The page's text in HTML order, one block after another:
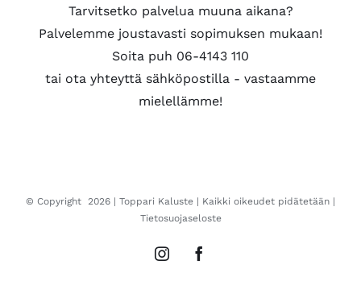
Tarvitsetko palvelua muuna aikana?
Palvelemme joustavasti sopimuksen mukaan!
Soita puh 06-4143 110
tai ota yhteyttä sähköpostilla - vastaamme
mielellämme!
© Copyright 2026 | Toppari Kaluste | Kaikki oikeudet pidätetään |
Tietosuojaseloste
Instagram